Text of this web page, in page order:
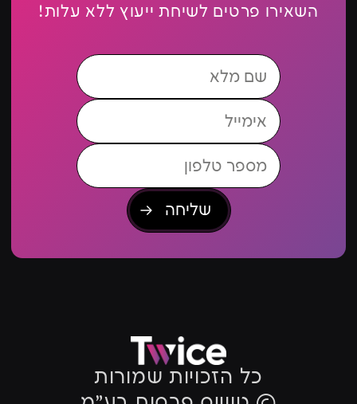
השאירו פרטים לשיחת ייעוץ ללא עלות!
כל הזכויות שמורות